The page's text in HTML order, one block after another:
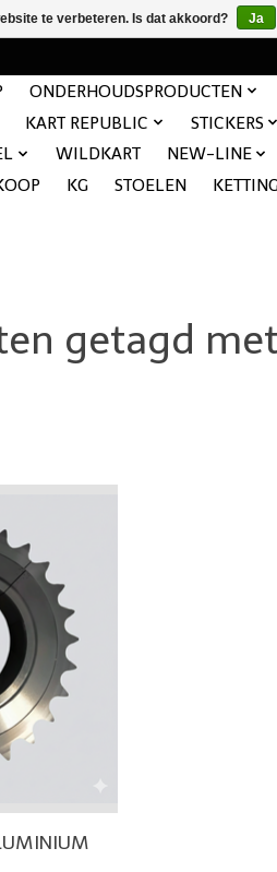
ONDERHOUDSPRODUCTEN
KART REPUBLIC STICKERS
WILDKART NEW-LINE
KG STOELEN
getagd
te verbeteren. Is dat akkoord? Ja